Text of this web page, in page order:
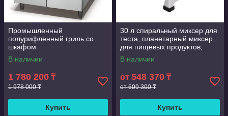
Промышленный
полурифленный гриль со
шкафом
В наличии
1 780 200 ₸
1 978 000 ₸
Купить
30 л спиральный миксер для
теста, планетарный миксер
для пищевых продуктов,
электрический миксер,
блендер для пищевых
В наличии
от 548 370 ₸
от 609 300 ₸
Купить